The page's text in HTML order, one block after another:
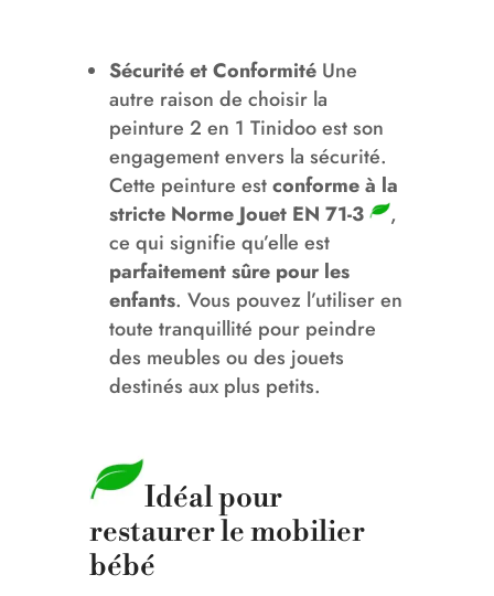
Sécurité et ConformitéUne
autre raison de choisir la
peinture 2 en 1 Tinidoo est son
engagement envers la sécurité.
Cette peinture estconforme à la
stricte Norme Jouet EN 71-3
,
ce qui signifie qu’elle est
parfaitement sûre pour les
enfants. Vous pouvez l’utiliser en
toute tranquillité pour peindre
des meubles ou des jouets
destinés aux plus petits.
Idéal pour
restaurer le mobilier
bébé